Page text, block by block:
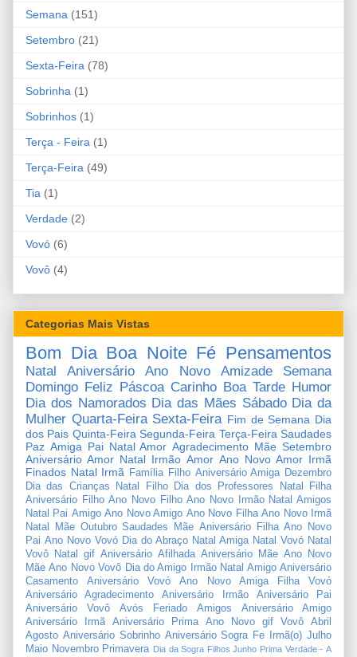
Semana (151)
Setembro (21)
Sexta-Feira (78)
Sobrinha (1)
Sobrinhos (1)
Terça - Feira (1)
Terça-Feira (49)
Tia (1)
Verdade (2)
Vovó (6)
Vovô (4)
Categorias Mais Vistas
Bom Dia Boa Noite Fé Pensamentos
Natal Aniversário Ano Novo Amizade
Semana
Domingo Feliz Páscoa Carinho Boa Tarde Humor
Dia dos Namorados Dia das Mães Sábado Dia da
Mulher Quarta-Feira Sexta-Feira Fim de Semana Dia
dos Pais Quinta-Feira Segunda-Feira Terça-Feira Saudades
Paz Amiga Pai Natal Amor Agradecimento Mãe Setembro
Aniversário Amor Natal Irmão Amor Ano Novo Amor Irmã
Finados Natal Irmã Família Filho Aniversário Amiga Dezembro
Dia das Crianças
Natal Filho Dia dos Professores
Natal Filha
Aniversário Filho Ano Novo Filho Ano Novo Irmão Natal Amigos
Natal Pai Amigo Ano Novo Amigo Ano Novo Filha Ano Novo Irmã
Natal Mãe Outubro Saudades Mãe Aniversário Filha Ano Novo
Pai Ano Novo Vovó Dia do Abraço Natal Amiga Natal Vovó Natal
Vovô
Natal gif Aniversário Afilhada Aniversário Mãe Ano Novo
Mãe Ano Novo Vovô Dia do Amigo Irmão Natal Amigo Aniversário
Casamento
Aniversário Vovó Ano Novo Amiga Filha
Vovó
Aniversário Agradecimento
Aniversário Irmão
Aniversário Pai
Aniversário Vovô
Avós Feriado Amigos
Aniversário Amigo
Aniversário Irmã
Aniversário Prima Ano Novo gif Vovô
Abril
Agosto Aniversário Sobrinho Aniversário Sogra Fe Irmã(o) Julho
Maio Novembro Primavera Dia da Sogra Filhos Junho Prima Verdade - A